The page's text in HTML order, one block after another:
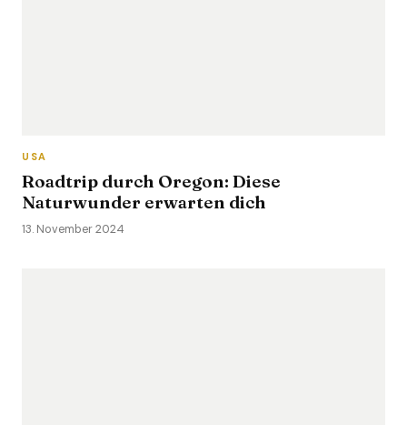
USA
Roadtrip durch Oregon: Diese
Naturwunder erwarten dich
13. November 2024